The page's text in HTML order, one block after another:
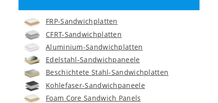
FRP-Sandwichplatten
CFRT-Sandwichplatten
Aluminium-Sandwichplatten
Edelstahl-Sandwichpaneele
Beschichtete Stahl-Sandwichplatten
Kohlefaser-Sandwichpaneele
Foam Core Sandwich Panels